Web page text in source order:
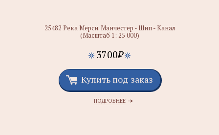
25482 Река Мерси. Манчестер - Шип - Канал
(Масштаб 1: 25 000)
3700₽
Купить под заказ
ПОДРОБНЕЕ